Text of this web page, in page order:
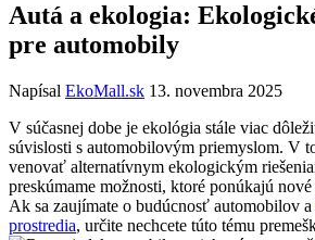
Autá a ekologia:
pre automobily
Napísal EkoMall.sk 13. novembra 2025
V súčasnej dobe je ekológia stále viac
súvislosti s automobilovým priemyslom. V
venovať alternatívnym ekologickým
preskúmame možnosti, ktoré ponúkajú
Ak sa zaujímate o budúcnosť automobilov a
prostredia, určite nechcete túto tému